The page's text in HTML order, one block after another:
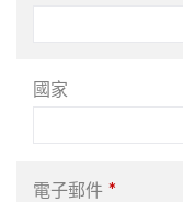
國家
電子郵件 *